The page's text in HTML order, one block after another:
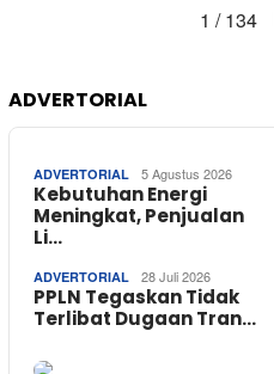
1 / 134
ADVERTORIAL
ADVERTORIAL 5 Agustus 2026
Kebutuhan Energi
Meningkat, Penjualan
Li…
ADVERTORIAL 28 Juli 2026
PPLN Tegaskan Tidak
Terlibat Dugaan Tran…